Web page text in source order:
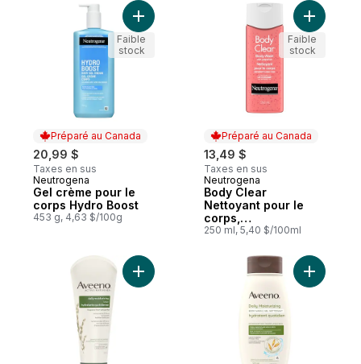
Préparé au Canada
20,99 $
Taxes en sus
Préparé au Canada
Neutrogena
Gel crème pour le
corps Hydro Boost
453 g, 4,63 $/100g
Ajouter Gel crème pour le corps Hydro
Faible
stock
Préparé au Canada
13,49 $
Taxes en sus
Préparé au Canada
Neutrogena
Body Clear
Nettoyant pour le
corps,
pamplemousse rose
250 ml, 5,40 $/100ml
Ajouter
Faible
stock
Ajouter Lotion hydratante quotidienne
Ajouter